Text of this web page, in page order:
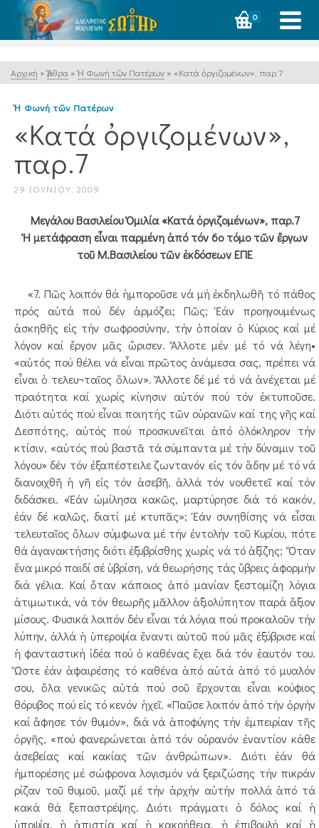
0
Αρχική » Ἄρθρα » Ἡ Φωνή τῶν Πατέρων » «Κατά ὀργιζομένων», παρ.7
Ἡ Φωνή τῶν Πατέρων
«Κατά ὀργιζομένων»,
παρ.7
29 ΙΟΥΝΊΟΥ, 2009
Μεγάλου Βασιλείου Ὁμιλία «Κατά ὀργιζομένων», παρ.7
Ἡ μετάφραση εἶναι παρμένη ἀπό τόν 6ο τόμο τῶν ἔργων
τοῦ Μ.Βασιλείου τῶν ἐκδόσεων ΕΠΕ
«7. Πῶς λοιπόν θά ἠμποροῦσε νά μή ἐκδηλωθῆ τό πάθος
πρός αὐτά πού δέν ἁρμόζει; Πῶς; Ἐάν προηγουμένως
ἀσκηθῆς εἰς τήν σωφροσύνην, τήν ὁποίαν ὁ Κύριος καί μέ
λόγον καί ἔργον μᾶς ὥρισεν. Ἄλλοτε μέν μέ τό νά λέγη•
«αὐτός πού θέλει νά εἶναι πρῶτος ἀνάμεσα σας, πρέπει νά
εἶναι ὁ τελευ¬ταῖος ὅλων». Ἄλλοτε δέ μέ τό νά ἀνέχεται μέ
πραότητα καί χωρίς κίνησιν αὐτόν πού τόν ἐκτυποῦσε.
Διότι αὐτός πού εἶναι ποιητής τῶν οὐρανῶν καί της γῆς καί
Δεσπότης, αὐτός πού προσκυνεῖται ἀπό ὁλόκληρον τήν
κτίσιν, «αὐτός πού βαστᾶ τά σύμπαντα μέ τήν δύναμιν τοῦ
λόγου» δέν τόν ἐξαπέστειλε ζωντανόν εἰς τόν ἅδην μέ τό νά
διανοιχθῆ ἡ γῆ εἰς τόν ἀσεβῆ, ἀλλά τόν νουθετεῖ καί τόν
διδάσκει. «Ἐάν ὡμίλησα κακῶς, μαρτύρησε διά τό κακόν,
ἐάν δέ καλῶς, διατί μέ κτυπᾶς»; Ἐάν συνηθίσης νά εἶσαι
τελευταῖος ὅλων σύμφωνα μέ τήν ἐντολήν τοῦ Κυρίου, πότε
θά ἀγανακτήσης διότι ἐξυβρίσθης χωρίς νά τό ἀξίζης; Ὅταν
ἕνα μικρό παιδί σέ ὑβρίση, νά θεωρήσης τάς ὕβρεις ἀφορμήν
διά γέλια. Καί ὅταν κάποιος ἀπό μανίαν ξεστομίζη λόγια
ἀτιμωτικά, νά τόν θεωρῆς μᾶλλον ἀξιολύπητον παρά ἄξιον
μίσους. Φυσικά λοιπόν δέν εἶναι τά λόγια πού προκαλοῦν τήν
λύπην, ἀλλά ἡ ὑπεροψία ἔναντι αὐτοῦ πού μᾶς ἐξύβρισε καί
ἡ φανταστική ἰδέα πού ὁ καθένας ἔχει διά τόν ἑαυτόν του.
Ὥστε ἐάν ἀφαιρέσης τό καθένα ἀπό αὐτά ἀπό τό μυαλόν
σου, ὅλα γενικῶς αὐτά πού σοῦ ἔρχονται εἶναι κούφιος
θόρυβος πού εἰς τό κενόν ἠχεῖ. «Παῦσε λοιπόν ἀπό τήν ὀργήν
καί ἄφησε τόν θυμόν», διά νά ἀποφύγης τήν ἐμπειρίαν τῆς
ὀργῆς, «πού φανερώνεται ἀπό τόν οὐρανόν ἐναντίον κάθε
ἀσεβείας καί κακίας τῶν ἀνθρώπων». Διότι ἐάν θά
ἠμπορέσης μέ σώφρονα λογισμόν νά ξεριζώσης τήν πικράν
ρίζαν τοῦ θυμοῦ, μαζί μέ τήν ἀρχήν αὐτήν πολλά ἀπό τά
κακά θά ξεπαστρέψης. Διότι πράγματι ὁ δόλος καί ἡ
ὑποψία, ἡ ἀπιστία καί ἡ κακοήθεια, ἡ ἐπιβουλή καί ἡ